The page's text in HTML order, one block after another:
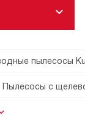
пылесосы
Пылесосы с